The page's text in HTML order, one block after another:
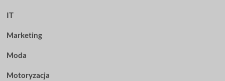
IT
Marketing
Moda
Motoryzacja